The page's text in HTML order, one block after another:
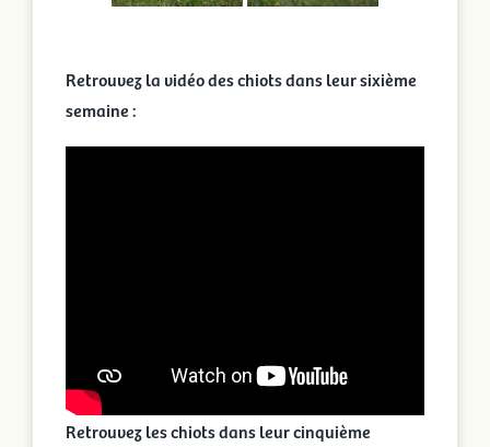
Retrouvez la vidéo des chiots dans leur sixième
semaine :
Retrouvez les chiots dans leur cinquième